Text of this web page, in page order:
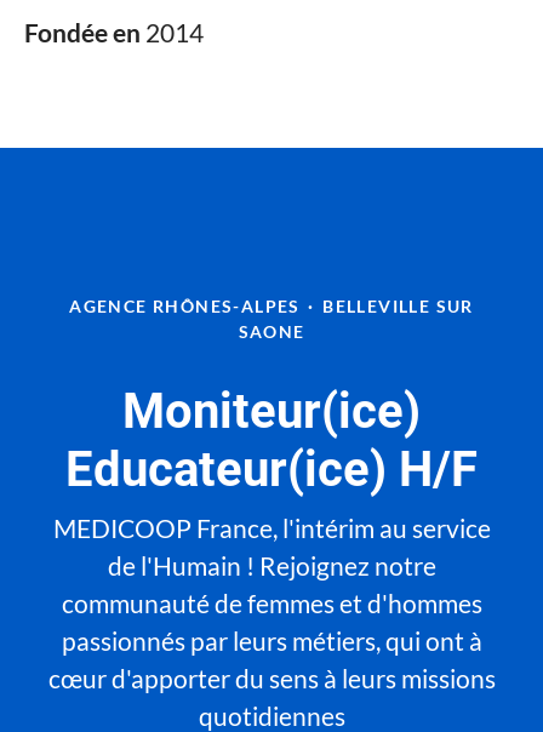
Fondée en 2014
AGENCE RHÔNES-ALPES · BELLEVILLE SUR
SAONE
Moniteur(ice)
Educateur(ice) H/F
MEDICOOP France, l'intérim au service
de l'Humain ! Rejoignez notre
communauté de femmes et d'hommes
passionnés par leurs métiers, qui ont à
cœur d'apporter du sens à leurs missions
quotidiennes